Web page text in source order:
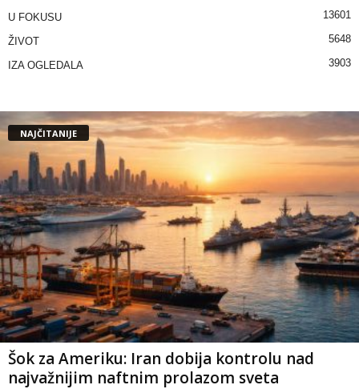
U FOKUSU 13601
ŽIVOT 5648
IZA OGLEDALA 3903
NAJČITANIJE
Šok za Ameriku: Iran dobija kontrolu nad
najvažnijim naftnim prolazom sveta